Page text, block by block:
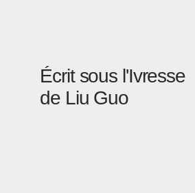
Écrit sous l'Ivresse
de Liu Guo